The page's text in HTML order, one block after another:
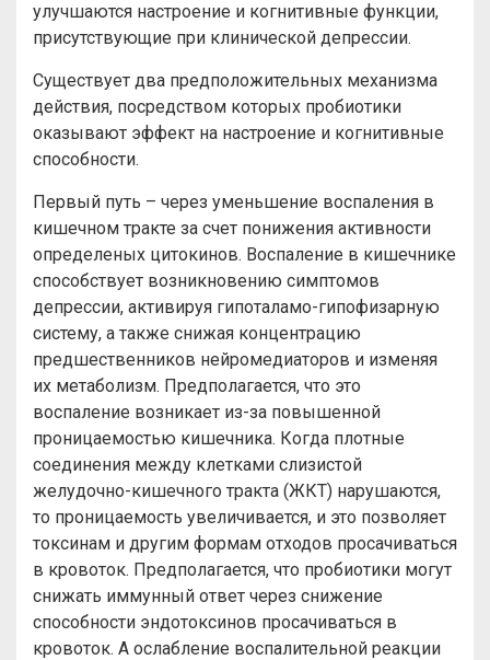
улучшаются настроение и когнитивные функции,
присутствующие при клинической депрессии.
Существует два предположительных механизма
действия, посредством которых пробиотики
оказывают эффект на настроение и когнитивные
способности.
Первый путь – через уменьшение воспаления в
кишечном тракте за счет понижения активности
определеных цитокинов. Воспаление в кишечнике
способствует возникновению симптомов
депрессии, активируя гипоталамо-гипофизарную
систему, а также снижая концентрацию
предшественников нейромедиаторов и изменяя
их метаболизм. Предполагается, что это
воспаление возникает из-за повышенной
проницаемостью кишечника. Когда плотные
соединения между клетками слизистой
желудочно-кишечного тракта (ЖКТ) нарушаются,
то проницаемость увеличивается, и это позволяет
токсинам и другим формам отходов просачиваться
в кровоток. Предполагается, что пробиотики могут
снижать иммунный ответ через снижение
способности эндотоксинов просачиваться в
кровоток. А ослабление воспалительной реакции